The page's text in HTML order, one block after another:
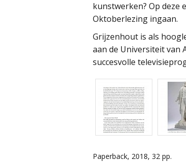
kunstwerken? Op deze
Oktoberlezing ingaan.
Grijzenhout is als
aan de Universiteit van
succesvolle
Paperback, 2018, 32 pp.